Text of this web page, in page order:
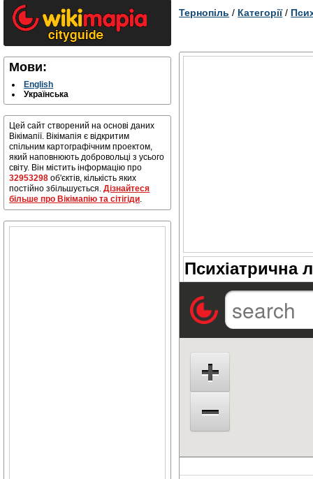
Мови:
English
Українська
Цей сайт створений на основі даних
Вікімапії. Вікімапія є відкритим
спільним картографічним проектом,
який наповнюють добровольці з усього
світу. Він містить інформацію про
32953298 об'єктів, кількість яких
постійно збільшується.Дізнайтеся
більше про Вікімапію та сітігіди.
Тернопіль / Категорії/
Психіатрична